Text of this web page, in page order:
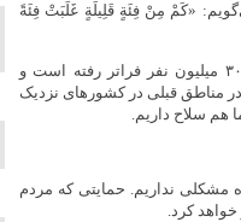
«کَمْ مِنْ فِئَةٍ قَلِیلَةٍ غَلَبَتْ فِئَةً
حجت‌الاسلام والمسلمین فرخ‌فال افزود: امروز سربازان «جان‌فدا» از ۳۰ میلیون نفر فراتر رفته است و
در مناطق قبلی در کشورهای نزدیک
هم سلاح داریم.
نداریم. حمایتی که مردم
خواهد کرد.